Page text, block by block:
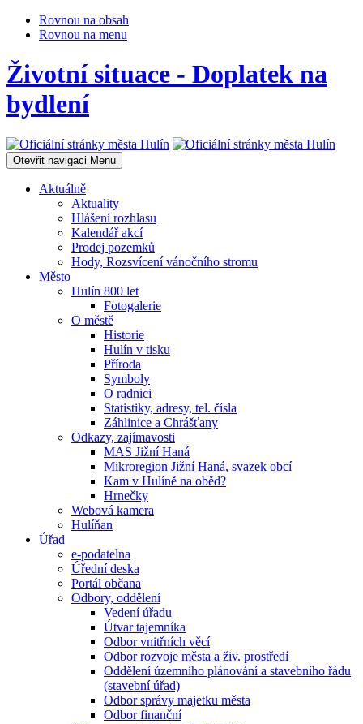
Rovnou na obsah
Rovnou na menu
Životní situace - Doplatek na
bydlení
Otevřit navigaci Menu
Aktuálně
Aktuality
Hlášení rozhlasu
Kalendář akcí
Prodej pozemků
Hody, Rozsvícení vánočního stromu
Město
Hulín 800 let
Fotogalerie
O městě
Historie
Hulín v tisku
Příroda
Symboly
O radnici
Statistiky, adresy, tel. čísla
Záhlinice a Chrášťany
Odkazy, zajímavosti
MAS Jižní Haná
Mikroregion Jižní Haná, svazek obcí
Kam v Hulíně na oběd?
Hrnečky
Webová kamera
Hulíňan
Úřad
e-podatelna
Úřední deska
Portál občana
Odbory, oddělení
Vedení úřadu
Útvar tajemníka
Odbor vnitřních věcí
Odbor rozvoje města a živ. prostředí
Oddělení územního plánování a stavebního řádu
(stavební úřad)
Odbor správy majetku města
Odbor finanční